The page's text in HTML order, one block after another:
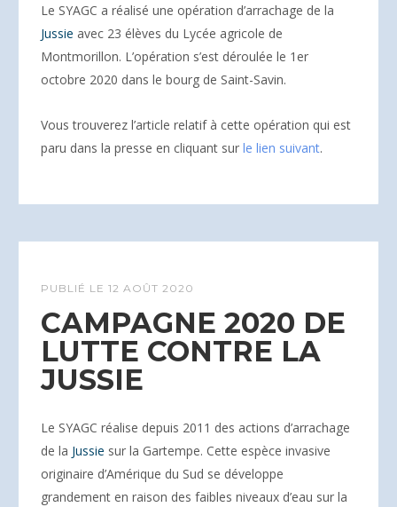
Le SYAGC a réalisé une opération d’arrachage de la
Jussie avec 23 élèves du Lycée agricole de
Montmorillon. L’opération s’est déroulée le 1er
octobre 2020 dans le bourg de Saint-Savin.
Vous trouverez l’article relatif à cette opération qui est
paru dans la presse en cliquant sur le lien suivant.
PUBLIÉ LE 12 AOÛT 2020
CAMPAGNE 2020 DE
LUTTE CONTRE LA
JUSSIE
Le SYAGC réalise depuis 2011 des actions d’arrachage
de la Jussie sur la Gartempe. Cette espèce invasive
originaire d’Amérique du Sud se développe
grandement en raison des faibles niveaux d’eau sur la